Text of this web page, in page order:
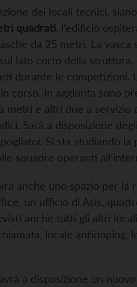
dei locali tecnici,
quadrati , l’edificio
da 25 metri. La vasca
lato corto della struttura,
durante le competizioni.
corso. In aggiunta sono
metri e altri due a servizio
Sarà a disposizione
Si sta studiando la
squadre operanti
anche uno spazio per la
un ufficio di Asis,
anche tutti gli altri
locale antidoping,
a disposizione un nuovo